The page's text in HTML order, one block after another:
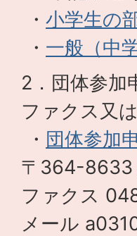
・ 小学生の
・ 一般（中
2．団体参加
ファクス又
・ 団体参加
〒364-8633
ファクス
メール